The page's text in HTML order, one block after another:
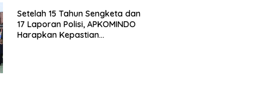
Setelah 15 Tahun Sengketa dan
17 Laporan Polisi, APKOMINDO
Harapkan Kepastian